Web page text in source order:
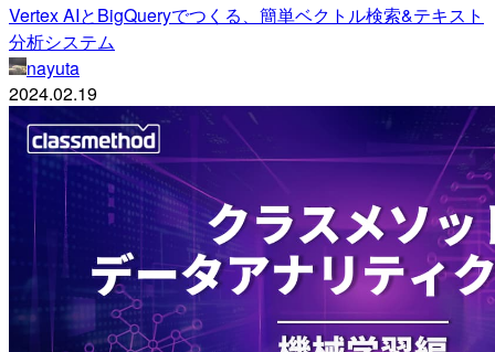
Vertex AIとBigQueryでつくる、簡単ベクトル検索&テキスト
分析システム
nayuta
2024.02.19